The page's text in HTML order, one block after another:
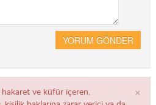
YORUM GÖNDER
×
hakaret ve küfür içeren,